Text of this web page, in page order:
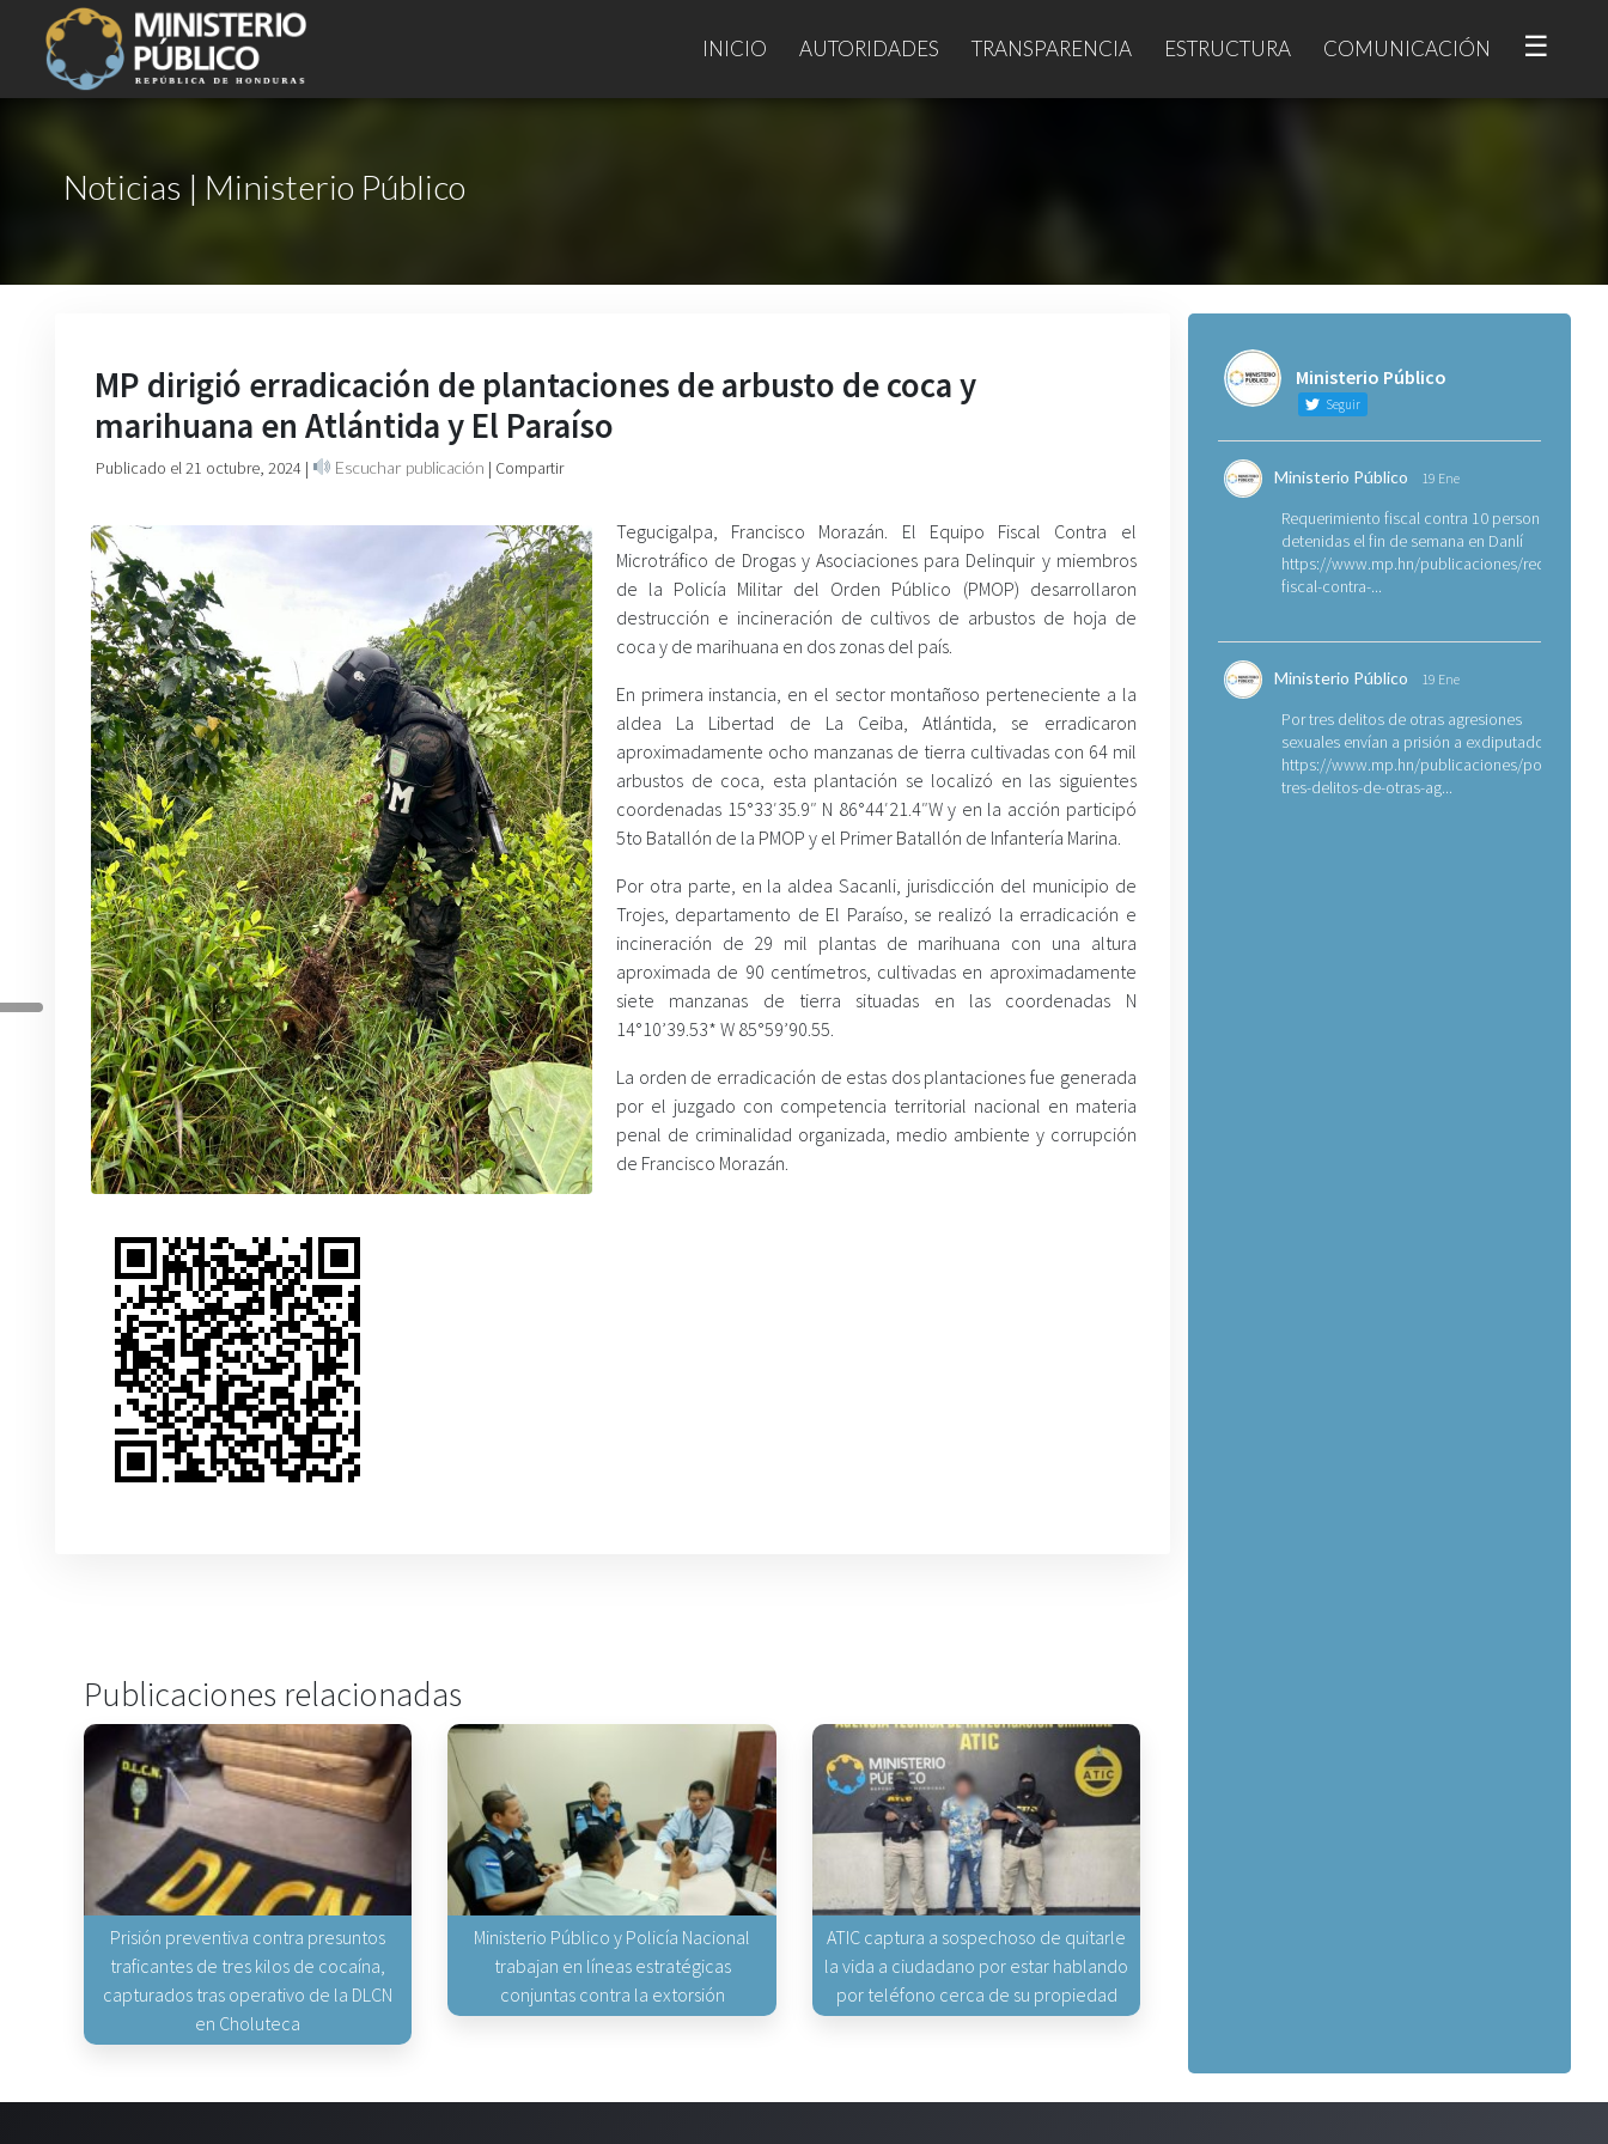
INICIO AUTORIDADES TRANSPARENCIA ESTRUCTURA COMUNICACIÓN ☰
Noticias | Ministerio Público
MP dirigió erradicación de plantaciones de arbusto de coca y
marihuana en Atlántida y El Paraíso
Publicado el 21 octubre, 2024 | Escuchar publicación | Compartir
Tegucigalpa, Francisco Morazán. El Equipo Fiscal Contra el
Microtráfico de Drogas y Asociaciones para Delinquir y miembros
de la Policía Militar del Orden Público (PMOP) desarrollaron
destrucción e incineración de cultivos de arbustos de hoja de
coca y de marihuana en dos zonas del país.
En primera instancia, en el sector montañoso perteneciente a la
aldea La Libertad de La Ceiba, Atlántida, se erradicaron
aproximadamente ocho manzanas de tierra cultivadas con 64 mil
arbustos de coca, esta plantación se localizó en las siguientes
coordenadas 15°33′35.9″ N 86°44′21.4″W y en la acción participó
5to Batallón de la PMOP y el Primer Batallón de Infantería Marina.
Por otra parte, en la aldea Sacanli, jurisdicción del municipio de
Trojes, departamento de El Paraíso, se realizó la erradicación e
incineración de 29 mil plantas de marihuana con una altura
aproximada de 90 centímetros, cultivadas en aproximadamente
siete manzanas de tierra situadas en las coordenadas N
14°10’39.53* W 85°59’90.55.
La orden de erradicación de estas dos plantaciones fue generada
por el juzgado con competencia territorial nacional en materia
penal de criminalidad organizada, medio ambiente y corrupción
de Francisco Morazán.
Publicaciones relacionadas
Prisión preventiva contra presuntos
traficantes de tres kilos de cocaína,
capturados tras operativo de la DLCN
en Choluteca
Ministerio Público y Policía Nacional
trabajan en líneas estratégicas
conjuntas contra la extorsión
ATIC captura a sospechoso de quitarle
la vida a ciudadano por estar hablando
por teléfono cerca de su propiedad
Ministerio Público
Seguir
Ministerio Público 19 Ene
Requerimiento fiscal contra 10 personas
detenidas el fin de semana en Danlí
https://www.mp.hn/publicaciones/
fiscal-contra-...
Ministerio Público 19 Ene
Por tres delitos de otras agresiones
sexuales envían a prisión a exdiputado
https://www.mp.hn/publicaciones/por-
tres-delitos-de-otras-ag...